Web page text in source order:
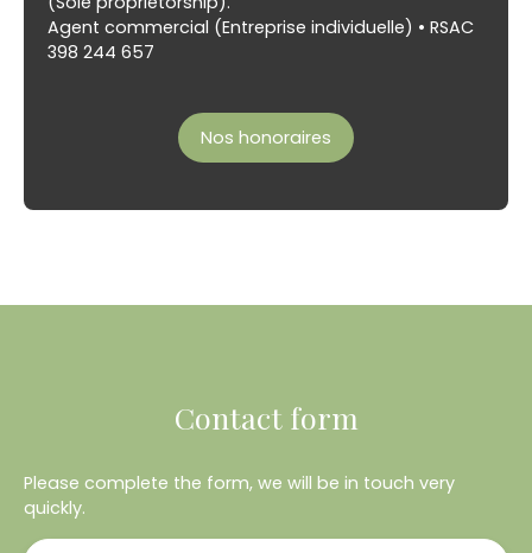
Agent commercial (Entreprise individuelle) • RSAC
398 244 657
Nos honoraires
Contact form
Please complete the form, we will be in touch very
quickly.